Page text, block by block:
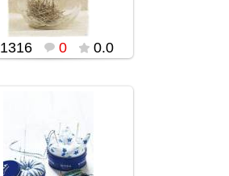
1316 0 0.0
02.02.2016
popularsge